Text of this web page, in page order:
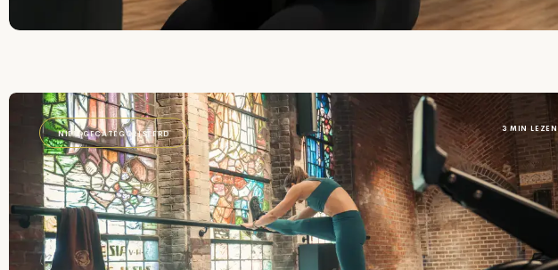
NIET-GECATEGORISEERD
3 MIN LEZEN